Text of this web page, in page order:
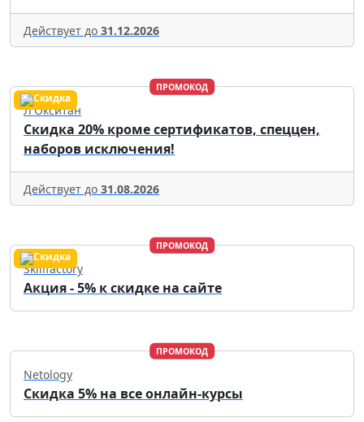
Действует до 31.12.2026
ПРОМОКОД
Л'Окситан
Скидка 20% кроме сертификатов, спеццен,
наборов исключения!
Действует до 31.08.2026
ПРОМОКОД
Skillfactory
Акция - 5% к скидке на сайте
ПРОМОКОД
Netology
Скидка 5% на все онлайн-курсы